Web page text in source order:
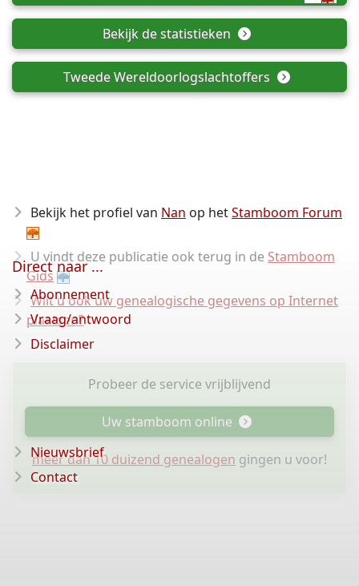
Bekijk de statistieken
Tweede Wereldoorlogslachtoffers
Bekijk het profiel van Nan op hetStamboom Forum
U vindt deze publicatie ook terug in de Stamboom
Gids
Wilt u ook uw genealogische gegevens op Internet
plaatsen?
Probeer de service vrijblijvend
Uw stamboom online
meer dan 10 duizend genealogen gingen u voor!
Direct naar ...
Abonnement
Vraag/antwoord
Disclaimer
Nieuwsbrief
Contact